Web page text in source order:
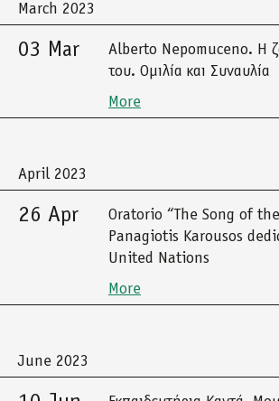
March 2023
03 Mar
Alberto Nepomuceno. Η
του. Ομιλία και Συναυλία
More
April 2023
26 Apr
Oratorio “The Song of
Panagiotis Karousos
United Nations
More
June 2023